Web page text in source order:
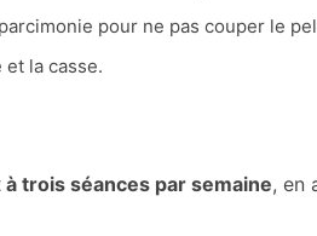
pour ne pas couper le
la casse.
à trois séances par semaine, en